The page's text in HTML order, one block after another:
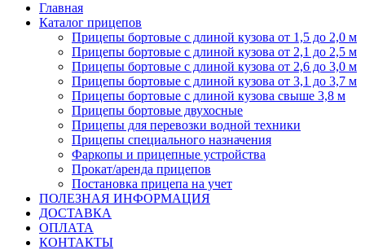
Главная
Каталог прицепов
Прицепы бортовые с длиной кузова от 1,5 до 2,0 м
Прицепы бортовые с длиной кузова от 2,1 до 2,5 м
Прицепы бортовые с длиной кузова от 2,6 до 3,0 м
Прицепы бортовые с длиной кузова от 3,1 до 3,7 м
Прицепы бортовые с длиной кузова свыше 3,8 м
Прицепы бортовые двухосные
Прицепы для перевозки водной техники
Прицепы специального назначения
Фаркопы и прицепные устройства
Прокат/аренда прицепов
Постановка прицепа на учет
ПОЛЕЗНАЯ ИНФОРМАЦИЯ
ДОСТАВКА
ОПЛАТА
КОНТАКТЫ